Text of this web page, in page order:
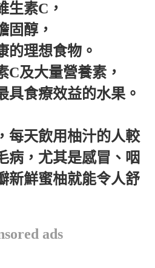
生素C，
固醇，
的理想食物。
C及大量營養素，
具食療效益的水果。
每天飲用柚汁的人較
病，尤其是感冒、咽
新鮮蜜柚就能令人舒
ads